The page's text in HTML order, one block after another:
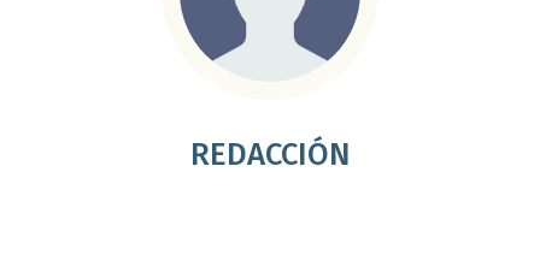
REDACCIÓN